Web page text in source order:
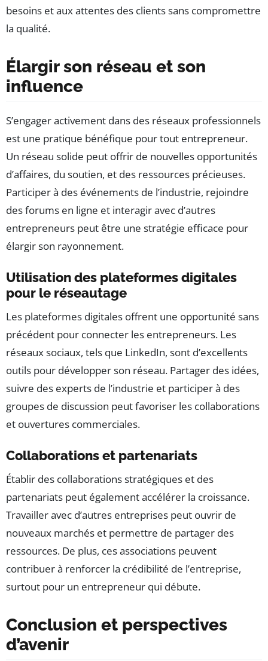
besoins et aux attentes des clients sans compromettre
la qualité.
Élargir son réseau et son
influence
S’engager activement dans des réseaux professionnels
est une pratique bénéfique pour tout entrepreneur.
Un réseau solide peut offrir de nouvelles opportunités
d’affaires, du soutien, et des ressources précieuses.
Participer à des événements de l’industrie, rejoindre
des forums en ligne et interagir avec d’autres
entrepreneurs peut être une stratégie efficace pour
élargir son rayonnement.
Utilisation des plateformes digitales
pour le réseautage
Les plateformes digitales offrent une opportunité sans
précédent pour connecter les entrepreneurs. Les
réseaux sociaux, tels que LinkedIn, sont d’excellents
outils pour développer son réseau. Partager des idées,
suivre des experts de l’industrie et participer à des
groupes de discussion peut favoriser les collaborations
et ouvertures commerciales.
Collaborations et partenariats
Établir des collaborations stratégiques et des
partenariats peut également accélérer la croissance.
Travailler avec d’autres entreprises peut ouvrir de
nouveaux marchés et permettre de partager des
ressources. De plus, ces associations peuvent
contribuer à renforcer la crédibilité de l’entreprise,
surtout pour un entrepreneur qui débute.
Conclusion et perspectives
d’avenir